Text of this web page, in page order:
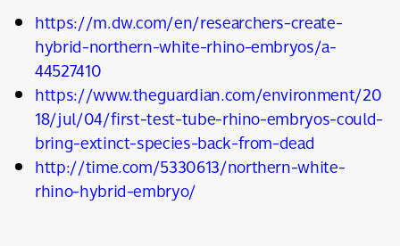
https://m.dw.com/en/researchers-create-
hybrid-northern-white-rhino-embryos/a-
44527410
https://www.theguardian.com/environment/20
18/jul/04/first-test-tube-rhino-embryos-could-
bring-extinct-species-back-from-dead
http://time.com/5330613/northern-white-
rhino-hybrid-embryo/